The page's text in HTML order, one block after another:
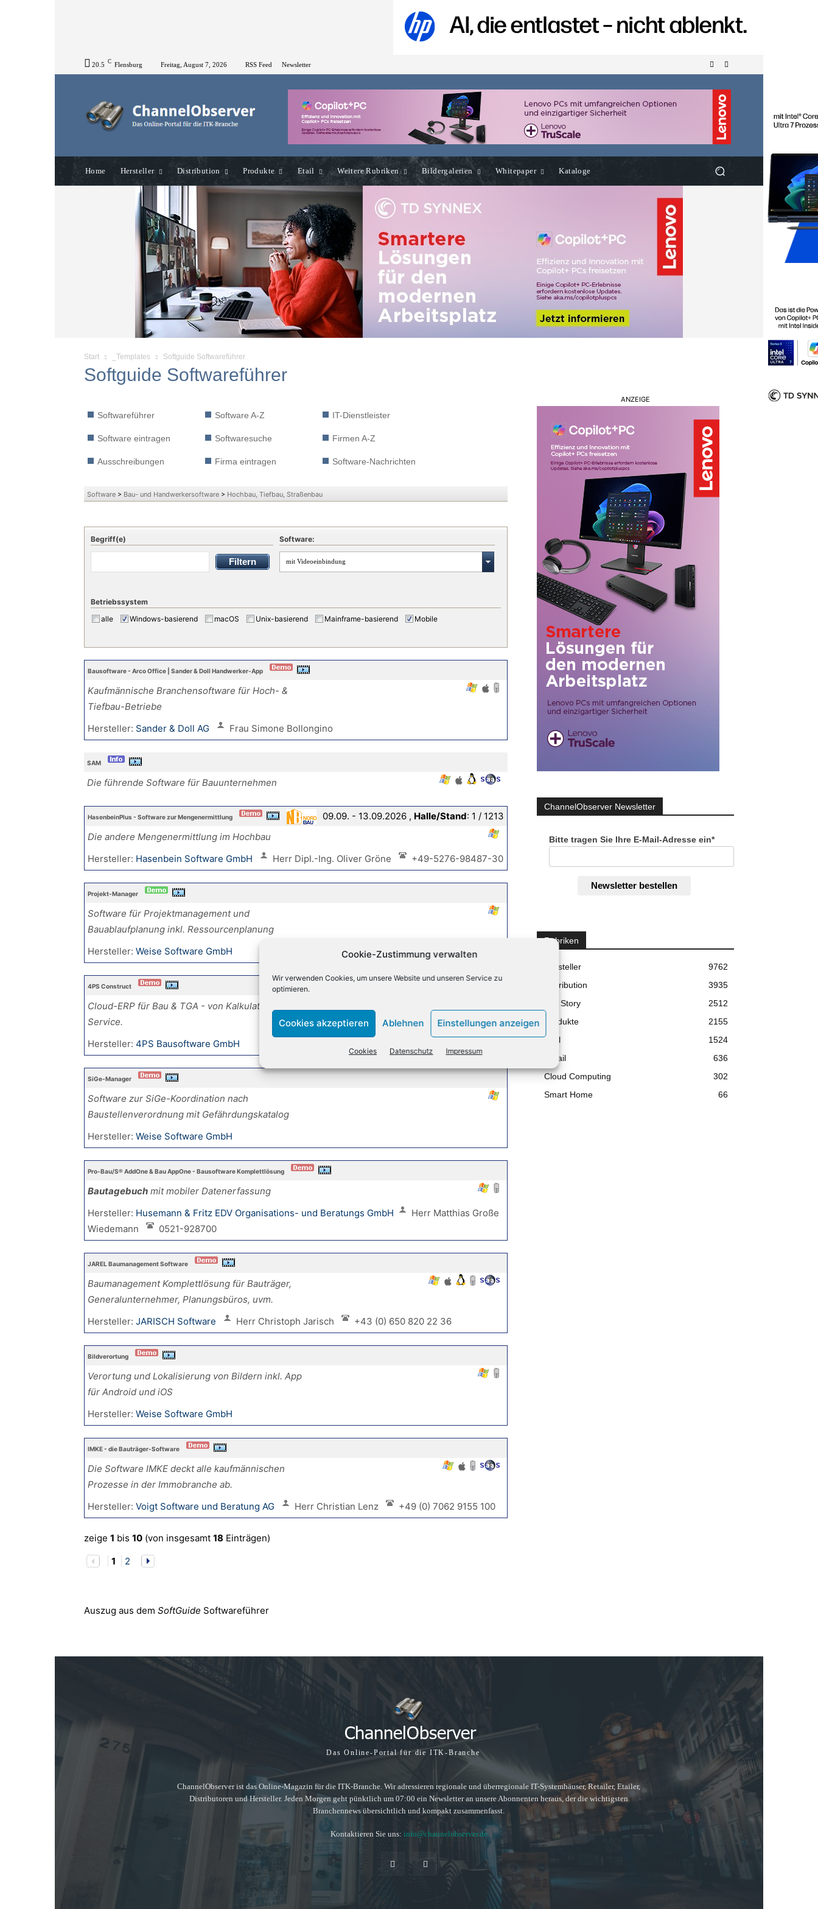
Cookie-Zustimmung verwalten
Wir verwenden Cookies, um unsere Website und unseren Service zu
optimieren.
Cookies akzeptieren Ablehnen Einstellungen anzeigen
Cookies Datenschutz Impressum
20.5 C Flensburg Freitag, August 7, 2026 RSS Feed Newsletter
Home Hersteller Distribution Produkte Etail Weitere Rubriken Bildergalerien Whitepaper Kataloge
Start _Templates Softguide Softwareführer
Softguide Softwareführer
Softwareführer Software A-Z IT-Dienstleister
Software eintragen Softwaresuche Firmen A-Z
Ausschreibungen Firma eintragen Software-Nachrichten
Software > Bau- und Handwerkersoftware > Hochbau, Tiefbau, Straßenbau
Begriff(e) Software:
mit Videoeinbindung
Betriebssystem
alle
Windows-basierend macOS Unix-basierend Mainframe-basierend Mobile
Bausoftware - Arco Office | Sander & Doll Handwerker-App
Kaufmännische Branchensoftware für Hoch- &
Tiefbau-Betriebe
Hersteller: Sander & Doll AG Frau Simone Bollongino
SAM
Die führende Software für Bauunternehmen
HasenbeinPlus - Software zur Mengenermittlung 09.09. - 13.09.2026 , Halle/Stand: 1 / 1213
Die andere Mengenermittlung im Hochbau
Hersteller: Hasenbein Software GmbH Herr Dipl.-Ing. Oliver Gröne +49-5276-98487-30
Projekt-Manager
Software für Projektmanagement und
Bauablaufplanung inkl. Ressourcenplanung
Hersteller: Weise Software GmbH
4PS Construct
Cloud-ERP für Bau & TGA - von Kalkulation bis
Service.
Hersteller: 4PS Bausoftware GmbH
SiGe-Manager
Software zur SiGe-Koordination nach
Baustellenverordnung mit Gefährdungskatalog
Hersteller: Weise Software GmbH
Pro-Bau/S® AddOne & Bau AppOne - Bausoftware Komplettlösung
Bautagebuch mit mobiler Datenerfassung
Hersteller: Husemann & Fritz EDV Organisations- und Beratungs GmbH
Herr Matthias Große
Wiedemann
0521-928700
JAREL Baumanagement Software
Baumanagement Komplettlösung für Bauträger,
Generalunternehmer, Planungsbüros, uvm.
Hersteller: JARISCH Software Herr Christoph Jarisch +43 (0) 650 820 22 36
Bildverortung
Verortung und Lokalisierung von Bildern inkl. App
für Android und iOS
Hersteller: Weise Software GmbH
IMKE - die Bauträger-Software
Die Software IMKE deckt alle kaufmännischen
Prozesse in der Immobranche ab.
Hersteller: Voigt Software und Beratung AG Herr Christian Lenz +49 (0) 7062 9155 100
zeige 1 bis 10 (von insgesamt 18 Einträgen)
1
2
Auszug aus dem SoftGuide Softwareführer
ANZEIGE
ChannelObserver Newsletter
Bitte tragen Sie Ihre E-Mail-Adresse ein*
Newsletter bestellen
Rubriken
Hersteller
9762
Distribution
3935
Top Story
2512
Produkte
2155
Etail
1524
Retail
636
Cloud Computing
302
Smart Home
66
Das Online-Portal für die ITK-Branche
ChannelObserver ist das Online-Magazin für die ITK-Branche. Wir adressieren regionale und überregionale IT-Systemhäuser, Retailer, Etailer,
Distributoren und Hersteller. Jeden Morgen geht pünktlich um 07:00 ein Newsletter an unsere Abonnenten heraus, der die wichtigsten
Branchennews übersichtlich und kompakt zusammenfasst.
Kontaktieren Sie uns: info@channelobserver.de